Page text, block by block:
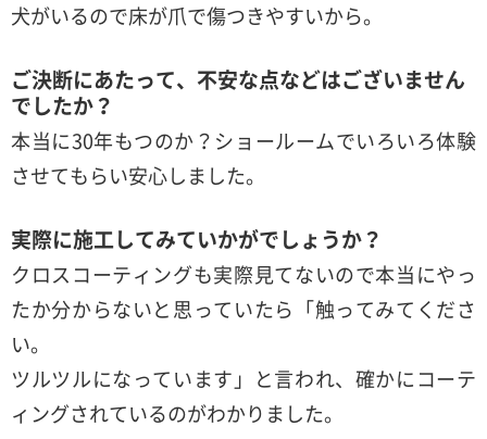
犬がいるので床が爪で傷つきやすいから。
ご決断にあたって、不安な点などはございません
でしたか？
本当に30年もつのか？ショールームでいろいろ体験
させてもらい安心しました。
実際に施工してみていかがでしょうか？
クロスコーティングも実際見てないので本当にやっ
たか分からないと思っていたら「触ってみてくださ
い。
ツルツルになっています」と言われ、確かにコーテ
ィングされているのがわかりました。